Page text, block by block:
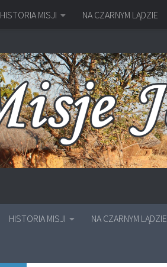
HISTORIA MISJI NA CZARNYM LĄDZIE
HISTORIA MISJI NA CZARNYM LĄDZIE